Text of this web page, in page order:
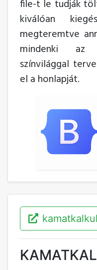
file-t le tudják
kiválóan
megteremtve
mindenki az
színvilággal
el a honlapját.